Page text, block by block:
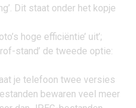
Dit staat onder het kopje
hoge efficiëntie’ uit’;
stand’ de tweede optie:
je telefoon twee versies
bewaren veel meer